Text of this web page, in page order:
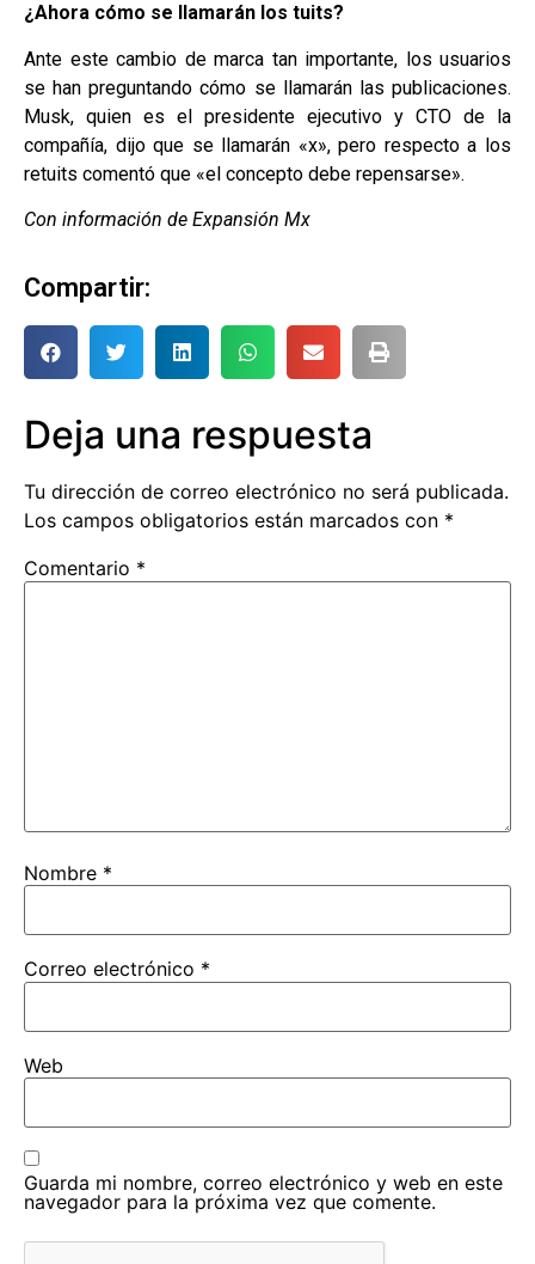
¿Ahora cómo se llamarán los tuits?
Ante este cambio de marca tan importante, los usuarios
se han preguntando cómo se llamarán las publicaciones.
Musk, quien es el presidente ejecutivo y CTO de la
compañía, dijo que se llamarán «x», pero respecto a los
retuits comentó que «el concepto debe repensarse».
Con información de Expansión Mx
Compartir:
Deja una respuesta
Tu dirección de correo electrónico no será publicada.
Los campos obligatorios están marcados con *
Comentario *
Nombre *
Correo electrónico *
Web
Guarda mi nombre, correo electrónico y web en este
navegador para la próxima vez que comente.